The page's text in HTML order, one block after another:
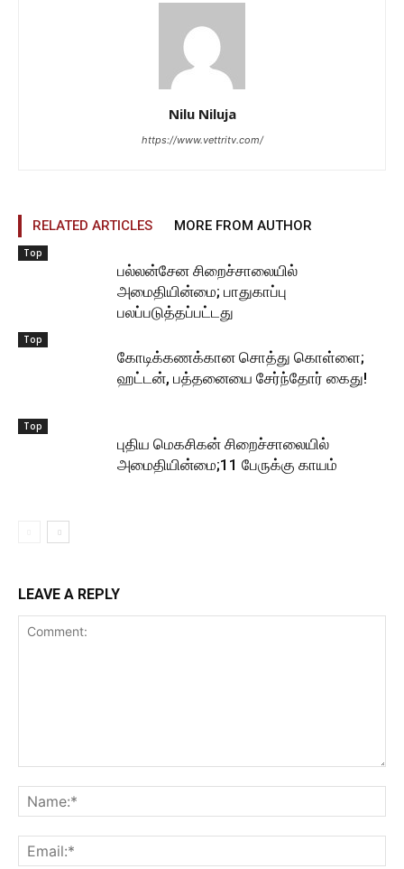
Nilu Niluja
https://www.vettritv.com/
RELATED ARTICLES MORE FROM AUTHOR
Top
பல்லன்சேன சிறைச்சாலையில்
அமைதியின்மை; பாதுகாப்பு
பலப்படுத்தப்பட்டது
Top
கோடிக்கணக்கான சொத்து கொள்ளை;
ஹட்டன், பத்தனையை சேர்ந்தோர் கைது!
Top
புதிய மெகசிகன் சிறைச்சாலையில்
அமைதியின்மை;11 பேருக்கு காயம்
LEAVE A REPLY